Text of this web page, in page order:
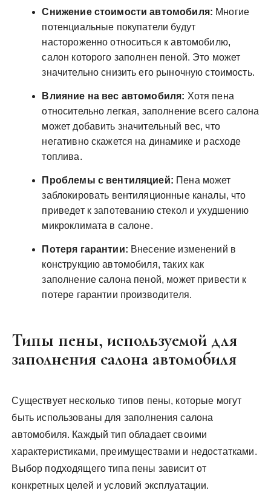
Снижение стоимости автомобиля: Многие
потенциальные покупатели будут
настороженно относиться к автомобилю,
салон которого заполнен пеной. Это может
значительно снизить его рыночную стоимость.
Влияние на вес автомобиля: Хотя пена
относительно легкая, заполнение всего салона
может добавить значительный вес, что
негативно скажется на динамике и расходе
топлива.
Проблемы с вентиляцией: Пена может
заблокировать вентиляционные каналы, что
приведет к запотеванию стекол и ухудшению
микроклимата в салоне.
Потеря гарантии: Внесение изменений в
конструкцию автомобиля, таких как
заполнение салона пеной, может привести к
потере гарантии производителя.
Типы пены, используемой для
заполнения салона автомобиля
Существует несколько типов пены, которые могут
быть использованы для заполнения салона
автомобиля. Каждый тип обладает своими
характеристиками, преимуществами и недостатками.
Выбор подходящего типа пены зависит от
конкретных целей и условий эксплуатации.